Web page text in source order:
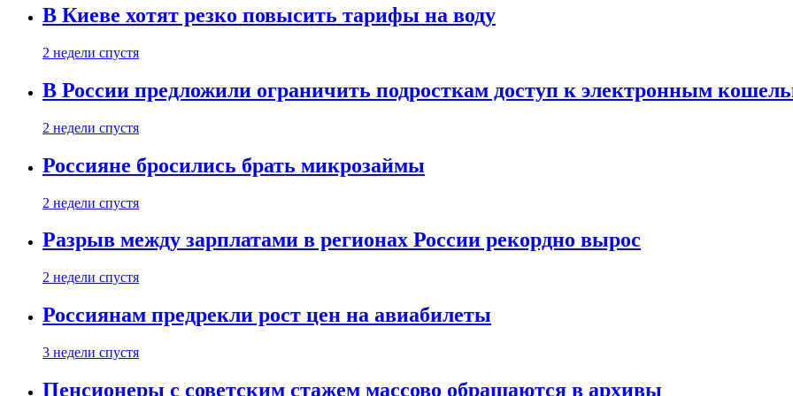
В Киеве хотят резко повысить тарифы на воду
2 недели спустя
В России предложили ограничить подросткам доступ к электронным
2 недели спустя
Россияне бросились брать микрозаймы
2 недели спустя
Разрыв между зарплатами в регионах России рекордно вырос
2 недели спустя
Россиянам предрекли рост цен на авиабилеты
3 недели спустя
Пенсионеры с советским стажем массово обращаются в архивы